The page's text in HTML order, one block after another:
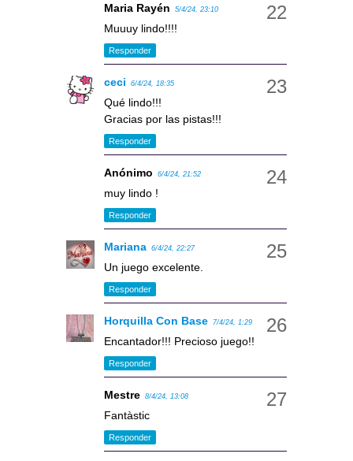
Maria Rayén 5/4/24, 23:10
Muuuy lindo!!!!
Responder
ceci 6/4/24, 18:35
Qué lindo!!!
Gracias por las pistas!!!
Responder
Anónimo 6/4/24, 21:52
muy lindo !
Responder
Mariana 6/4/24, 22:27
Un juego excelente.
Responder
Horquilla Con Base 7/4/24, 1:29
Encantador!!! Precioso juego!!
Responder
Mestre 8/4/24, 13:08
Fantàstic
Responder